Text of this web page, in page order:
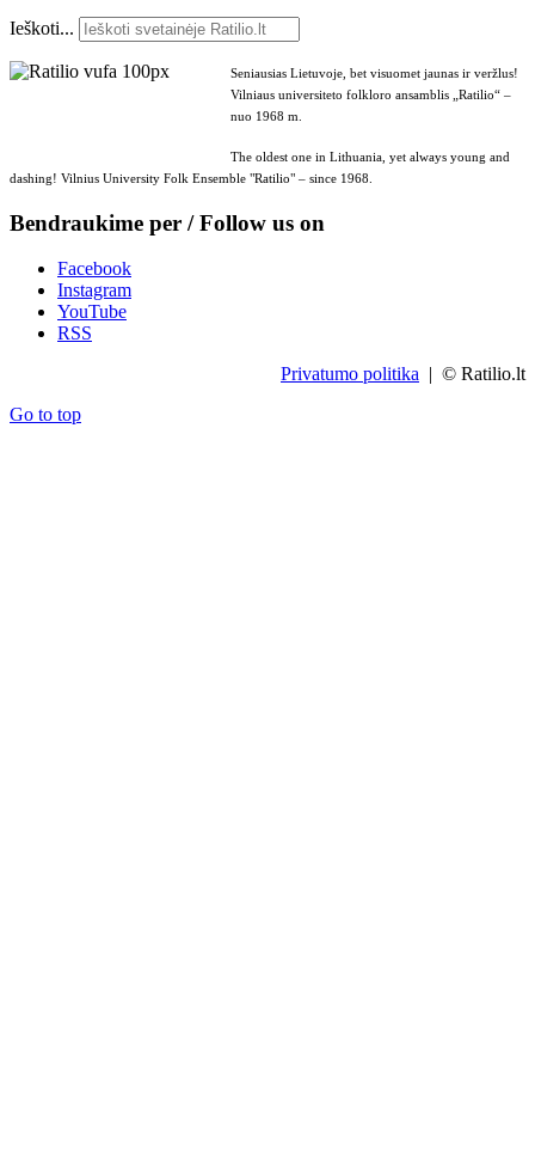
Ieškoti...
Seniausias Lietuvoje, bet visuomet jaunas ir veržlus!
Vilniaus universiteto folkloro ansamblis „Ratilio“ –
nuo 1968 m.
The oldest one in Lithuania, yet always young and
dashing! Vilnius University Folk Ensemble "Ratilio" – since 1968.
Bendraukime per / Follow us on
Facebook
Instagram
YouTube
RSS
Privatumo politika | © Ratilio.lt
Go to top